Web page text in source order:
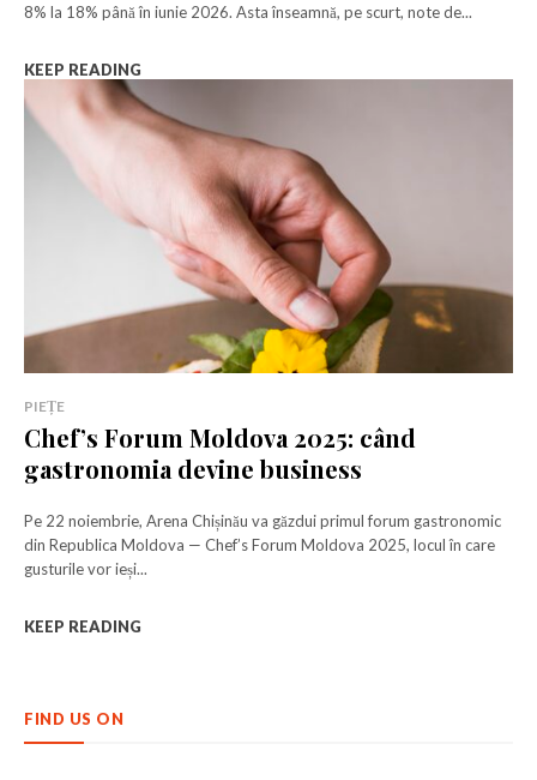
Rămâi conectat la lumea afacerilor și
Rămâi conectat la lumea afacerilor și
8% la 18% până în iunie 2026. Asta înseamnă, pe scurt, note de...
KEEP READING
PIEȚE
Chef’s Forum Moldova 2025: când
gastronomia devine business
Pe 22 noiembrie, Arena Chișinău va găzdui primul forum gastronomic
din Republica Moldova — Chef’s Forum Moldova 2025, locul în care
gusturile vor ieși...
KEEP READING
FIND US ON